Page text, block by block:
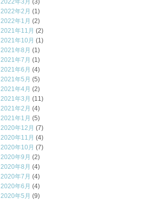
2022年3月 (3)
2022年2月 (1)
2022年1月 (2)
2021年11月 (2)
2021年10月 (1)
2021年8月 (1)
2021年7月 (1)
2021年6月 (4)
2021年5月 (5)
2021年4月 (2)
2021年3月 (11)
2021年2月 (4)
2021年1月 (5)
2020年12月 (7)
2020年11月 (4)
2020年10月 (7)
2020年9月 (2)
2020年8月 (4)
2020年7月 (4)
2020年6月 (4)
2020年5月 (9)